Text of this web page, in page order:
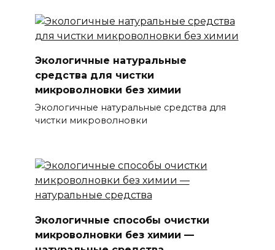
Экологичные натуральные
средства для чистки
микроволновки без химии
Экологичные натуральные средства для
чистки микроволновки
Экологичные способы очистки
микроволновки без химии —